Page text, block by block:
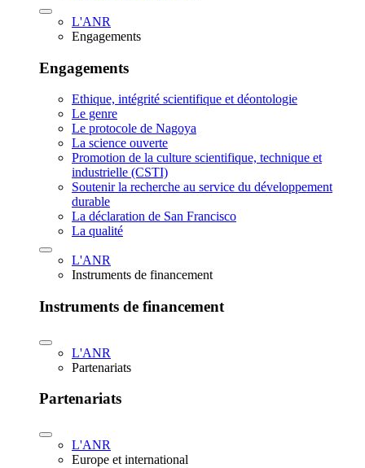
L'ANR
Engagements
Engagements
Ethique, intégrité scientifique et déontologie
Le genre
Le protocole de Nagoya
La science ouverte
Promotion de la culture scientifique, technique et
industrielle (CSTI)
Soutenir la recherche au service du développement
durable
La déclaration de San Francisco
La qualité
L'ANR
Instruments de financement
Instruments de financement
L'ANR
Partenariats
Partenariats
L'ANR
Europe et international